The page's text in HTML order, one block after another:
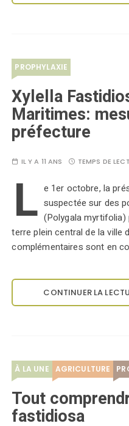
PROPHYLAXIE
Xylella
Maritimes:
préfecture
IL Y A 11 ANS TEMPS DE
L e 1er octobre, la
suspectée sur des
(Polygala myrtifolia)
terre plein central de la ville
complémentaires sont en
CONTINUER LA
À LA UNE AGRICULTURE
Tout
fastidiosa